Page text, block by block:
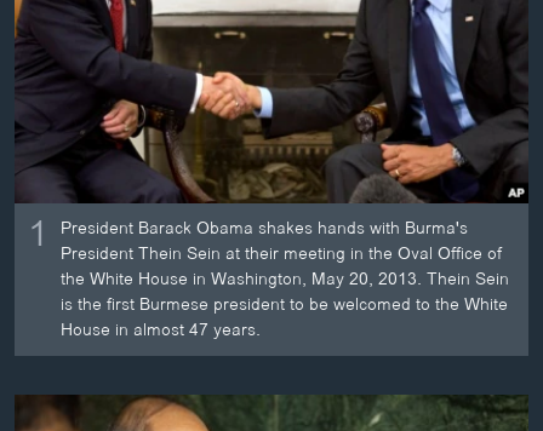
ພາສາອັງກິດ
ວີດີໂອ
ສຽງ
ລາຍການກະຈາຍສຽງ
ລາຍງານ
ຕິດຕາມພວກເຮົາ ທີ່
ພາສາຕ່າງໆ
1
President Barack Obama shakes hands with Burma's
President Thein Sein at their meeting in the Oval Office of
the White House in Washington, May 20, 2013. Thein Sein
is the first Burmese president to be welcomed to the White
House in almost 47 years.